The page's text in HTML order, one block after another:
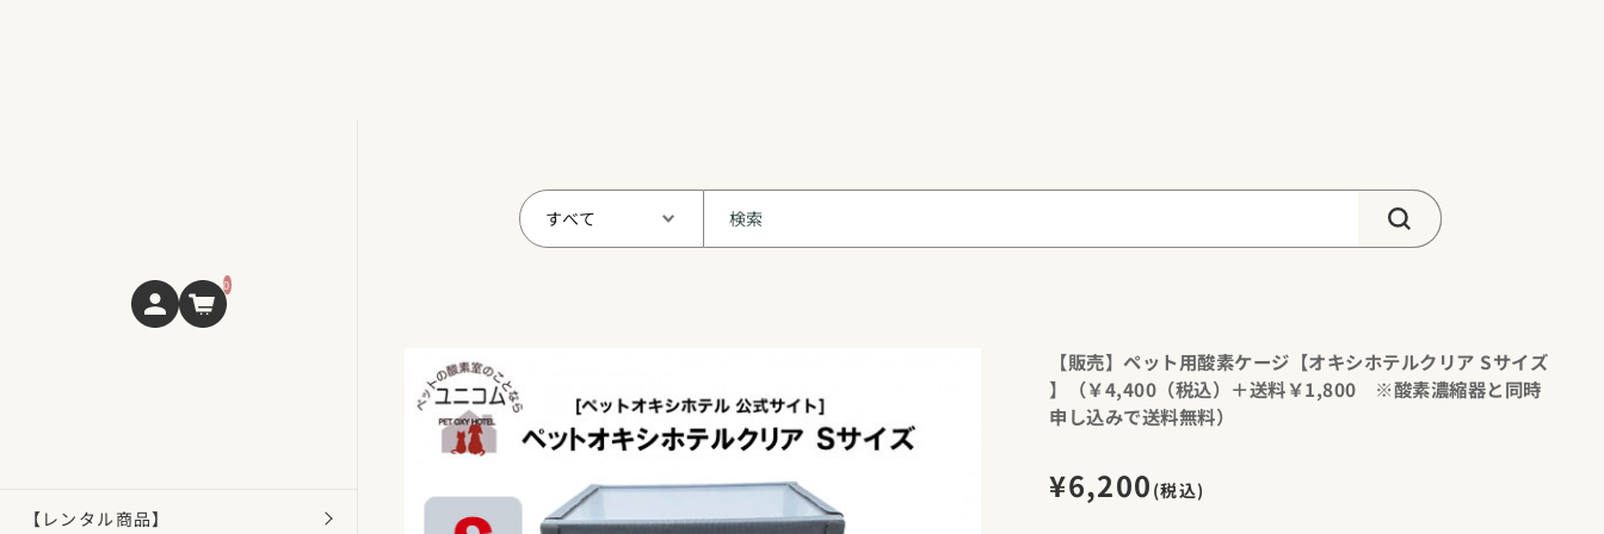
0
【レンタル商品】
【販売】ペット用酸素ケージ【オキシホテルクリア Sサイズ
】（￥4,400（税込）＋送料￥1,800 ※酸素濃縮器と同時
申し込みで送料無料）
¥6,200 (税込)